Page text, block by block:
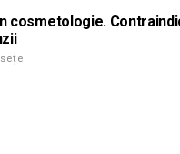
cosmetologie.